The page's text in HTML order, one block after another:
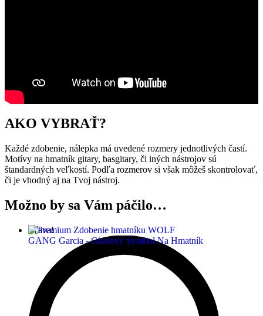
AKO VYBRAŤ?
Každé zdobenie, nálepka má uvedené rozmery jednotlivých častí.
Motívy na hmatník gitary, basgitary, či iných nástrojov sú
štandardných veľkostí. Podľa rozmerov si však môžeš skontrolovať,
či je vhodný aj na Tvoj nástroj.
Možno by sa Vám páčilo…
Zľava!